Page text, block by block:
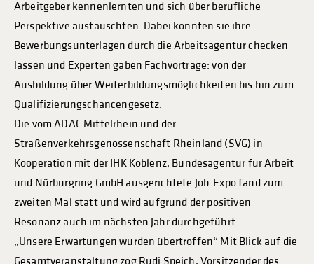
Arbeitgeber kennenlernten und sich über berufliche
Perspektive austauschten. Dabei konnten sie ihre
Bewerbungsunterlagen durch die Arbeitsagentur checken
lassen und Experten gaben Fachvorträge: von der
Ausbildung über Weiterbildungsmöglichkeiten bis hin zum
Qualifizierungschancengesetz.
Die vom ADAC Mittelrhein und der
Straßenverkehrsgenossenschaft Rheinland (SVG) in
Kooperation mit der IHK Koblenz, Bundesagentur für Arbeit
und Nürburgring GmbH ausgerichtete Job-Expo fand zum
zweiten Mal statt und wird aufgrund der positiven
Resonanz auch im nächsten Jahr durchgeführt.
„Unsere Erwartungen wurden übertroffen“ Mit Blick auf die
Gesamtveranstaltung zog Rudi Speich, Vorsitzender des